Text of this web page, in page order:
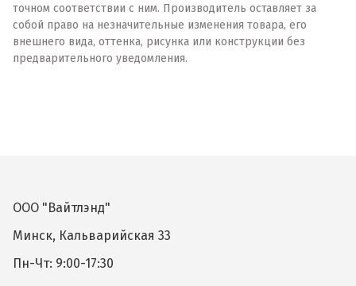
точном соответствии с ним. Производитель оставляет за
собой право на незначительные изменения товара, его
внешнего вида, оттенка, рисунка или конструкции без
предварительного уведомления.
ООО "Вайтлэнд"
Минск, Кальварийская 33
Пн-Чт: 9:00-17:30